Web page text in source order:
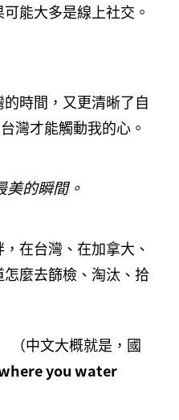
能大多是線上社交。
時間，又更清晰了自
灣才能觸動我的心。
的瞬間。
在台灣、在加拿大、
麼去篩檢、淘汰、拾
（中文大概就是，國
you water